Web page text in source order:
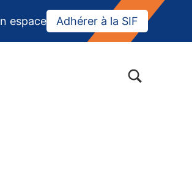
espace Adhérer à la SIF